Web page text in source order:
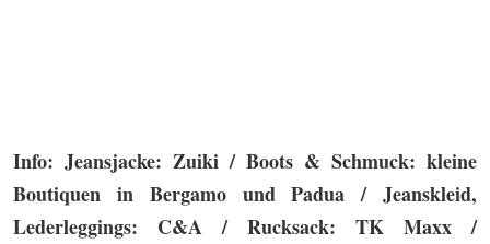
Info: Jeansjacke: Zuiki / Boots & Schmuck: kleine
Boutiquen in Bergamo und Padua / Jeanskleid,
Lederleggings: C&A / Rucksack: TK Maxx /